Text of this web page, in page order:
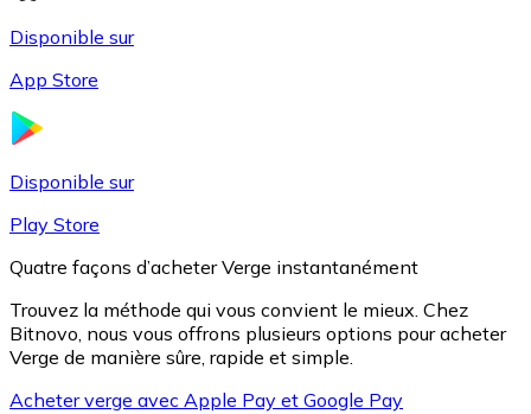
Disponible sur
App Store
Disponible sur
Play Store
Quatre façons d’acheter Verge instantanément
Trouvez la méthode qui vous convient le mieux. Chez
Bitnovo, nous vous offrons plusieurs options pour acheter
Verge de manière sûre, rapide et simple.
Acheter verge avec Apple Pay et Google Pay